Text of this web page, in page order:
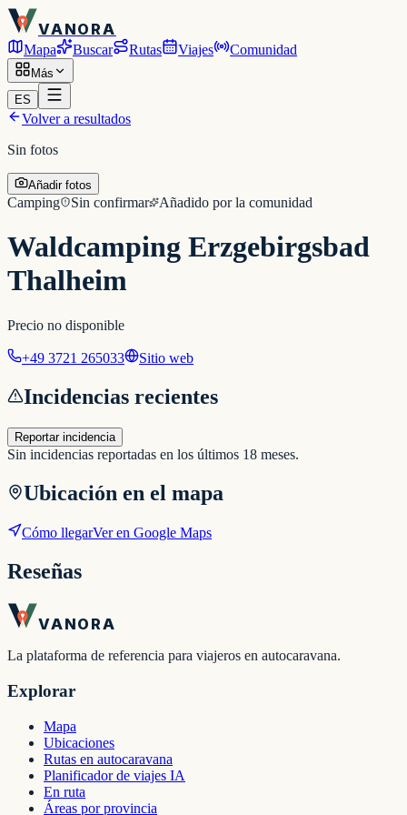
VANORA
Mapa Buscar Rutas Viajes Comunidad
Más
ES
Volver a resultados
Sin fotos
Añadir fotos
Camping Sin confirmar Añadido por la comunidad
Waldcamping Erzgebirgsbad
Thalheim
Precio no disponible
+49 3721 265033 Sitio web
Incidencias recientes
Reportar incidencia
Sin incidencias reportadas en los últimos 18 meses.
Ubicación en el mapa
Cómo llegarVer en Google Maps
Reseñas
VANORA
La plataforma de referencia para viajeros en autocaravana.
Explorar
Mapa
Ubicaciones
Rutas en autocaravana
Planificador de viajes IA
En ruta
Áreas por provincia